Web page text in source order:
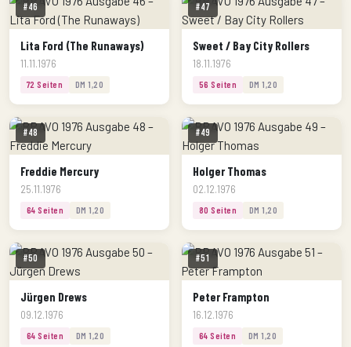
#46
Lita Ford (The Runaways)
11.11.1976
72 Seiten DM 1,20
#47
Sweet / Bay City Rollers
18.11.1976
56 Seiten DM 1,20
#48
Freddie Mercury
25.11.1976
64 Seiten DM 1,20
#49
Holger Thomas
02.12.1976
80 Seiten DM 1,20
#50
Jürgen Drews
09.12.1976
64 Seiten DM 1,20
#51
Peter Frampton
16.12.1976
64 Seiten DM 1,20